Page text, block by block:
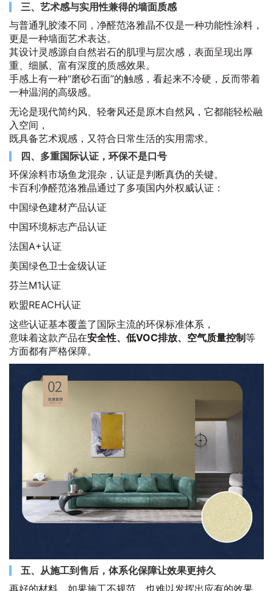
三、艺术感与实用性兼得的墙面质感
与普通乳胶漆不同，净醛范洛雅晶不仅是一种功能性涂料，
更是一种墙面艺术表达。
其设计灵感源自自然岩石的肌理与层次感，表面呈现出厚
重、细腻、富有深度的质感效果。
手感上有一种“磨砂石面”的触感，看起来不冷硬，反而带着
一种温润的高级感。
无论是现代简约风、轻奢风还是原木自然风，它都能轻松融
入空间，
既具备艺术观感，又符合日常生活的实用需求。
四、多重国际认证，环保不是口号
环保涂料市场鱼龙混杂，认证是判断真伪的关键。
卡百利净醛范洛雅晶通过了多项国内外权威认证：
中国绿色建材产品认证
中国环境标志产品认证
法国A+认证
美国绿色卫士金级认证
芬兰M1认证
欧盟REACH认证
这些认证基本覆盖了国际主流的环保标准体系，
意味着这款产品在安全性、低VOC排放、空气质量控制等
方面都有严格保障。
五、从施工到售后，体系化保障让效果更持久
再好的材料，如果施工不规范，也难以发挥出应有的效果。